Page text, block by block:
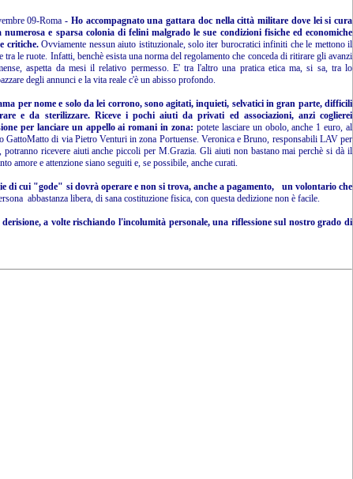
09-Roma - Ho accompagnato una gattara doc nella città militare dove lei si cura
numerosa e sparsa colonia di felini malgrado le sue condizioni fisiche ed economiche
critiche.Ovviamente nessun aiuto istituzionale, solo iter burocratici infiniti che le mettono il
tra le ruote. Infatti, benchè esista una norma del regolamento che conceda di ritirare gli avanzi
aspetta da mesi il relativo permesso. E' tra l'altro una pratica etica ma, si sa, tra lo
degli annunci e la vita reale c'è un abisso profondo.
per nome e solo da lei corrono, sono agitati, inquieti, selvatici in gran parte, difficili
e da sterilizzare. Riceve i pochi aiuti da privati ed associazioni, anzi coglierei
per lanciare un appello ai romani in zona: potete lasciare un obolo, anche 1 euro, al
GattoMatto di via Pietro Venturi in zona Portuense. Veronica e Bruno, responsabili LAV per
ricevere aiuti anche piccoli per M.Grazia. Gli aiuti non bastano mai perchè si dà il
amore e attenzione siano seguiti e, se possibile, anche curati.
di cui "gode" si dovrà operare e non si trova, anche a pagamento, un volontario che
abbastanza libera, di sana costituzione fisica, con questa dedizione non è facile.
a volte rischiando l'incolumità personale, una riflessione sul nostro grado di